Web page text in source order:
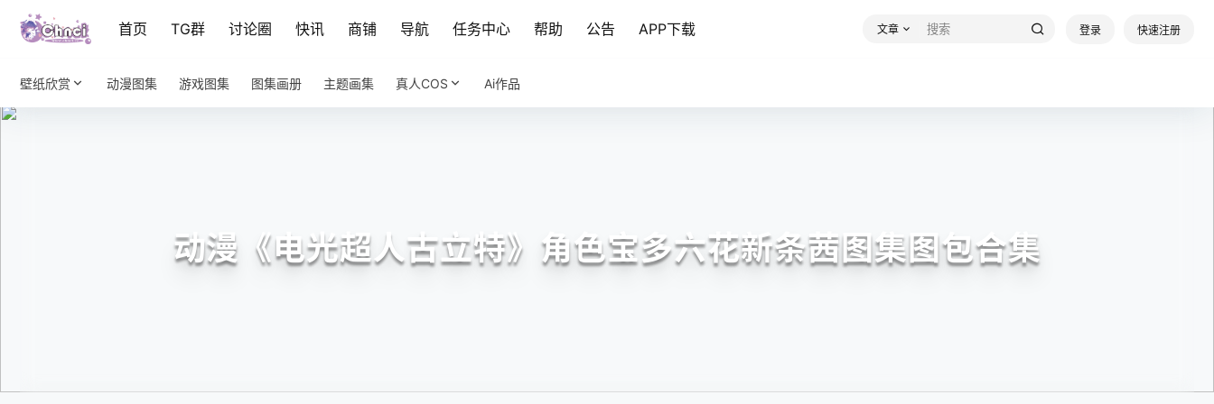
首页 TG群 讨论圈 快讯 商铺 导航 任务中心 帮助 公告 APP下载 文章 登录 快速注册
壁纸欣赏 动漫图集 游戏图集 图集画册 主题画集 真人COS Ai作品
动漫《电光超人古立特》角色宝多六花新条茜图集图包合集